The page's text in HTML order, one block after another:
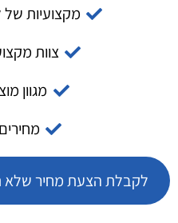
מקצועיות של
צוות
מגוון
לקבלת הצעת מחיר שלא